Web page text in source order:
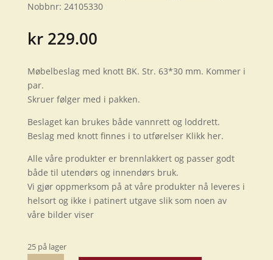
Nobbnr: 24105330
kr229.00
Møbelbeslag med knott BK. Str. 63*30 mm. Kommer i
par.
Skruer følger med i pakken.
Beslaget kan brukes både vannrett og loddrett.
Beslag med knott finnes i to utførelser Klikk her.
Alle våre produkter er brennlakkert og passer godt
både til utendørs og innendørs bruk.
Vi gjør oppmerksom på at våre produkter nå leveres i
helsort og ikke i patinert utgave slik som noen av
våre bilder viser
25 på lager